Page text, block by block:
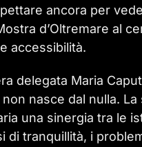
ancora per
d’Oltremare al
accessibilità.
delegata Maria
nasce dal nulla.
una sinergia tra le
di tranquillità, i